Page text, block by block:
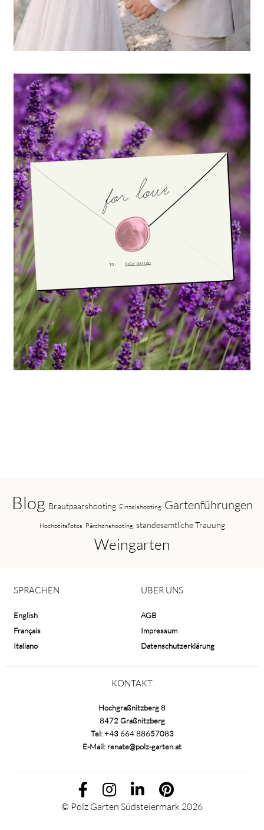
Blog Brautpaarshooting Einzelshooting Gartenführungen
Hochzeitsfotos Pärchenshooting standesamtliche Trauung
Weingarten
SPRACHEN
English
Français
Italiano
ÜBER UNS
AGB
Impressum
Datenschutzerklärung
KONTAKT
Hochgraßnitzberg 8
8472 Graßnitzberg
Tel:+43 664 88657083
E-Mail: renate@polz-garten.at
© Polz Garten Südsteiermark 2026